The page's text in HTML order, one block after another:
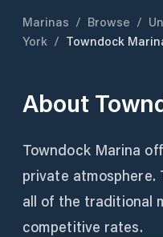
Marinas / Browse /
York / Towndock
About
Towndock Marina
private atmosphere.
all of the traditional
competitive rates.